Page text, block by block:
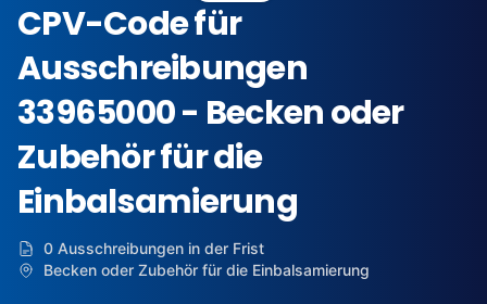
CPV-Code für
Ausschreibungen
33965000 - Becken oder
Zubehör für die
Einbalsamierung
0 Ausschreibungen in der Frist
Becken oder Zubehör für die Einbalsamierung